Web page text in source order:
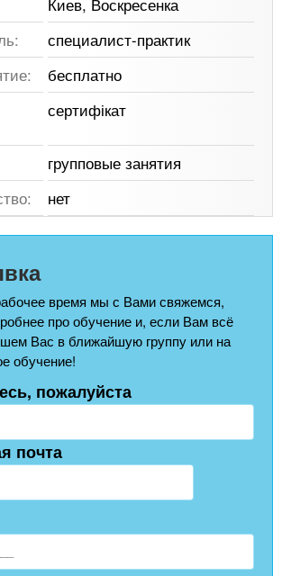
Киев, Воскресенка
специалист-практик
бесплатно
сертифікат
групповые занятия
нет
время мы с Вами свяжемся,
про обучение и, если Вам всё
Вас в ближайшую группу или на
обучение!
пожалуйста
почта